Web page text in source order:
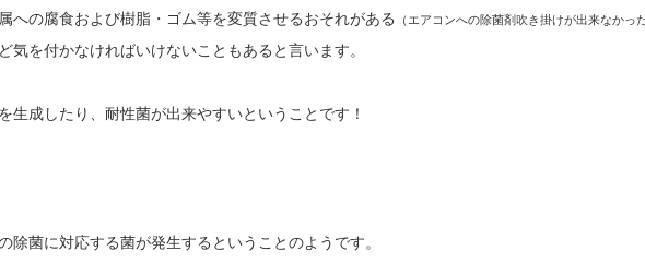
への腐食および樹脂・ゴム等を変質させるおそれがある （エアコンへの除菌剤吹き掛けが出来なかっ
気を付かなければいけないこともあると言います。
生成したり、耐性菌が出来やすいということです！
除菌に対応する菌が発生するということのようです。